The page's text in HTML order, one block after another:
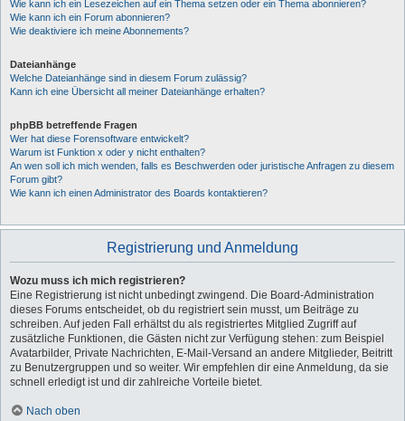
Wie kann ich ein Lesezeichen auf ein Thema setzen oder ein Thema abonnieren?
Wie kann ich ein Forum abonnieren?
Wie deaktiviere ich meine Abonnements?
Dateianhänge
Welche Dateianhänge sind in diesem Forum zulässig?
Kann ich eine Übersicht all meiner Dateianhänge erhalten?
phpBB betreffende Fragen
Wer hat diese Forensoftware entwickelt?
Warum ist Funktion x oder y nicht enthalten?
An wen soll ich mich wenden, falls es Beschwerden oder juristische Anfragen zu diesem
Forum gibt?
Wie kann ich einen Administrator des Boards kontaktieren?
Registrierung und Anmeldung
Wozu muss ich mich registrieren?
Eine Registrierung ist nicht unbedingt zwingend. Die Board-Administration
dieses Forums entscheidet, ob du registriert sein musst, um Beiträge zu
schreiben. Auf jeden Fall erhältst du als registriertes Mitglied Zugriff auf
zusätzliche Funktionen, die Gästen nicht zur Verfügung stehen: zum Beispiel
Avatarbilder, Private Nachrichten, E-Mail-Versand an andere Mitglieder, Beitritt
zu Benutzergruppen und so weiter. Wir empfehlen dir eine Anmeldung, da sie
schnell erledigt ist und dir zahlreiche Vorteile bietet.
Nach oben